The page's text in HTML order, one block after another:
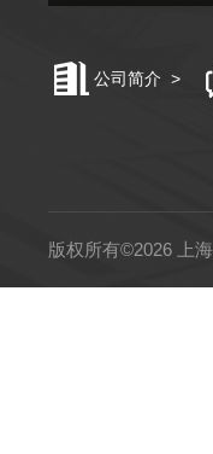
公司简介 >
版权所有©2026 上